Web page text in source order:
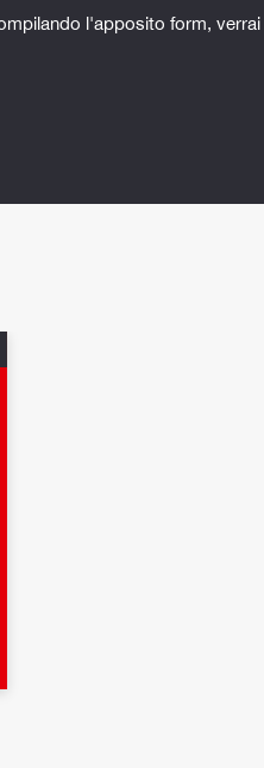
l'apposito form,